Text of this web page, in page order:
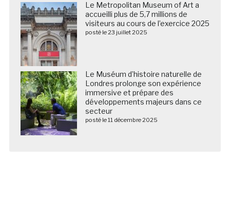
Le Metropolitan Museum of Art a
accueilli plus de 5,7 millions de
visiteurs au cours de l’exercice 2025
posté le 23 juillet 2025
Le Muséum d’histoire naturelle de
Londres prolonge son expérience
immersive et prépare des
développements majeurs dans ce
secteur
posté le 11 décembre 2025